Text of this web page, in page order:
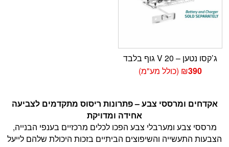
ג’קסו נטען – 20 V גוף בלבד
₪390 (כולל מע"מ)
אקדחים ומרססי צבע – פתרונות ריסוס מתקדמים לצביעה
אחידה ומדויקת
מרססי צבע ומערבלי צבע הפכו לכלים מרכזיים בענפי הבנייה,
הצבעות התעשייה והשיפוצים הביתיים בזכות היכולת שלהם לייעל